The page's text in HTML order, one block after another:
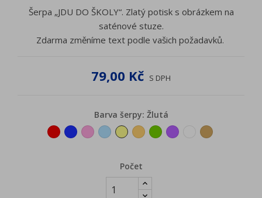
Šerpa „JDU DO ŠKOLY“. Zlatý potisk s obrázkem na
saténové stuze.
Zdarma změníme text podle vašich požadavků.
79,00 Kč S DPH
Barva šerpy: Žlutá
ČervenáTmavěmodrá
RůžováSvětlemodrá
ŽlutáOranžová
ZelenáFialováBíláZlatá
Počet